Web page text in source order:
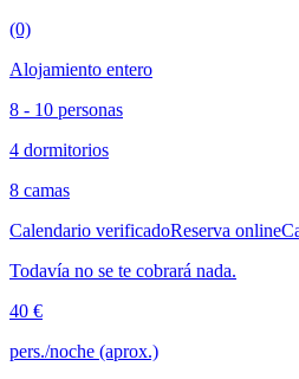
(0)
Alojamiento entero
8 - 10 personas
4 dormitorios
8 camas
Calendario verificadoReserva online
Todavía no se te cobrará nada.
40 €
pers./noche (aprox.)